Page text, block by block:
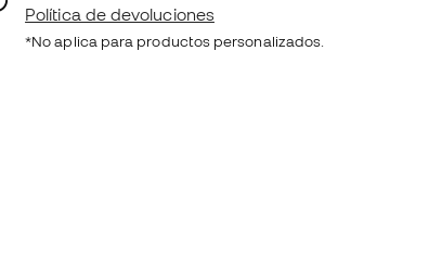
Política de devoluciones
*No aplica para productos personalizados.